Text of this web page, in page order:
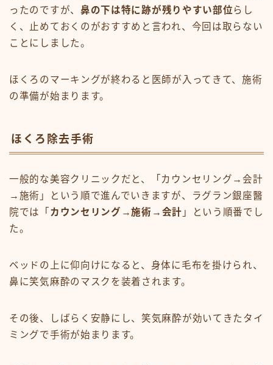
ったのですが、 鼻の下は特に跡が残りやすい部位らし
く、止めておくのがおすすめと言われ、今回は取らない
ことにしました。
ほくろのマーキングが終わると医師が入ってきて、施術
の準備が始まります。
ほくろ除去手術
一般的な美容クリニックだと、「カウンセリング→会計
→施術」という順で進んでいきますが、ラグラン銀座醫
院では「 カウンセリング→施術→会計 」という順番でし
た。
ベッドの上に仰向けになると、身体に毛布を掛けられ、
鼻に笑気麻酔のマスクを装着されます。
その後、しばらく安静にし、笑気麻酔が効いてきたタイ
ミングで手術が始まります。